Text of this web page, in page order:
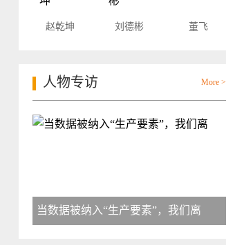
赵乾坤 刘德彬 董飞
人物专访 More >
当数据被纳入“生产要素”，我们离